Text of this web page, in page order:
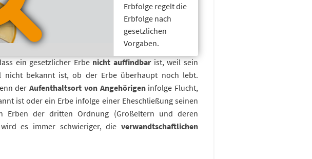
Erbfolge regelt die
Erbfolge nach
gesetzlichen
Vorgaben.
ein gesetzlicher Erbe nicht auffindbarist, weil sein
bekannt ist, ob der Erbe überhaupt noch lebt.
derAufenthaltsort von Angehörigeninfolge Flucht,
ist oder ein Erbe infolge einer Eheschließung seinen
Erben der dritten Ordnung (Großeltern und deren
es immer schwieriger, die verwandtschaftlichen